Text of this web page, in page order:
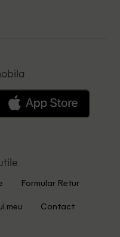
Formular Retur
meu Contact